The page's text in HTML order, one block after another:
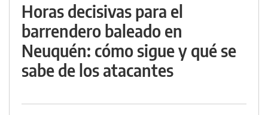
Horas decisivas para el
barrendero baleado en
Neuquén: cómo sigue y qué se
sabe de los atacantes